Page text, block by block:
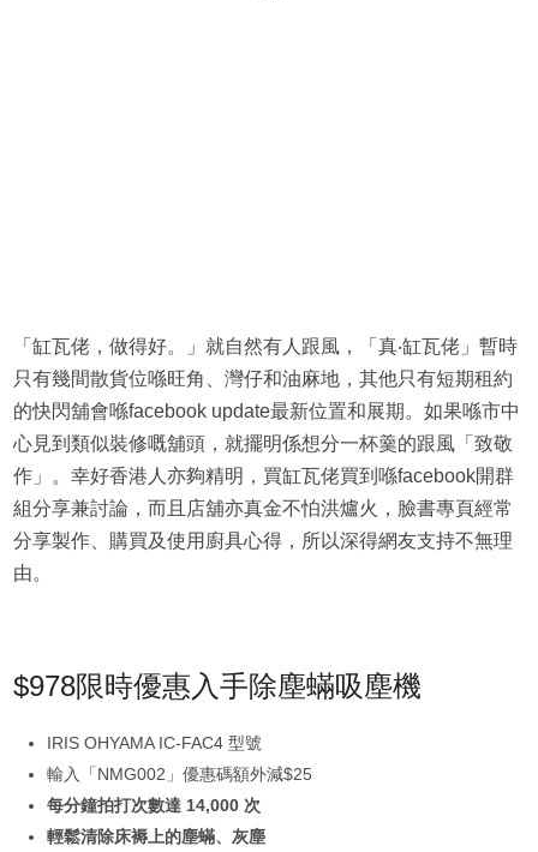
「缸瓦佬，做得好。」就自然有人跟風，「真‧缸瓦佬」暫時
只有幾間散貨位喺旺角、灣仔和油麻地，其他只有短期租約
的快閃舖會喺facebook update最新位置和展期。如果喺市中
心見到類似裝修嘅舖頭，就擺明係想分一杯羹的跟風「致敬
作」。幸好香港人亦夠精明，買缸瓦佬買到喺facebook開群
組分享兼討論，而且店舖亦真金不怕洪爐火，臉書專頁經常
分享製作、購買及使用廚具心得，所以深得網友支持不無理
由。
$978限時優惠入手除塵蟎吸塵機
IRIS OHYAMA IC-FAC4 型號
輸入「NMG002」優惠碼額外減$25
每分鐘拍打次數達 14,000 次
輕鬆清除床褥上的塵蟎、灰塵